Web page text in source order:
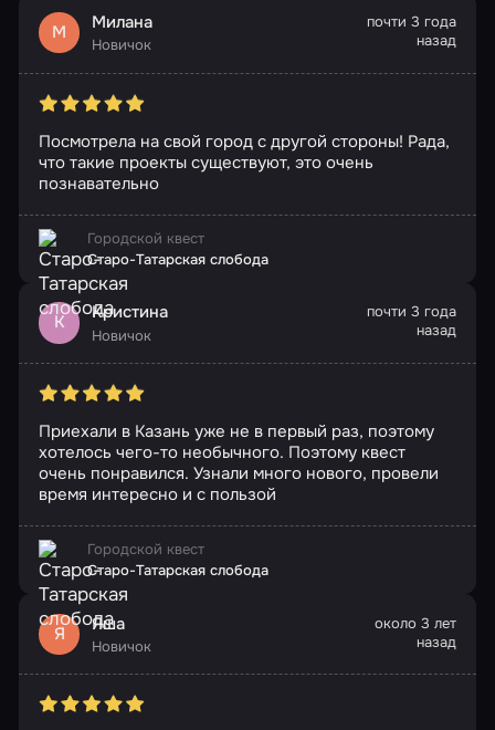
М Милана
Новичок
почти 3 года
назад
Посмотрела на свой город с другой стороны! Рада,
что такие проекты существуют, это очень
познавательно
Городской квест
Старо-Татарская слобода
К Кристина
Новичок
почти 3 года
назад
Приехали в Казань уже не в первый раз, поэтому
хотелось чего-то необычного. Поэтому квест
очень понравился. Узнали много нового, провели
время интересно и с пользой
Городской квест
Старо-Татарская слобода
Я Яша
Новичок
около 3 лет
назад